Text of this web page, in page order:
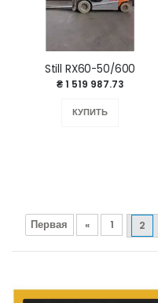
Still RX60-50/600
₴ 1 519 987.73
КУПИТЬ
Первая « 1 2